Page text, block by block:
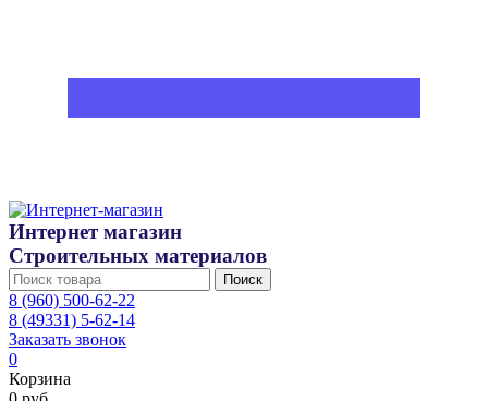
Интернет магазин
Строительных материалов
Поиск
8 (960) 500-62-22
8 (49331) 5-62-14
Заказать звонок
0
Корзина